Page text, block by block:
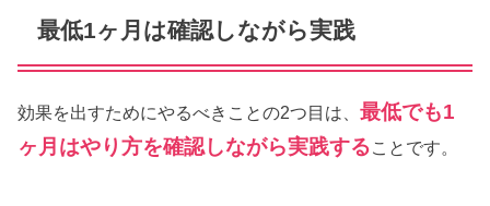
最低1ヶ月は確認しながら実践
効果を出すためにやるべきことの2つ目は、最低でも1
ヶ月はやり方を確認しながら実践することです。